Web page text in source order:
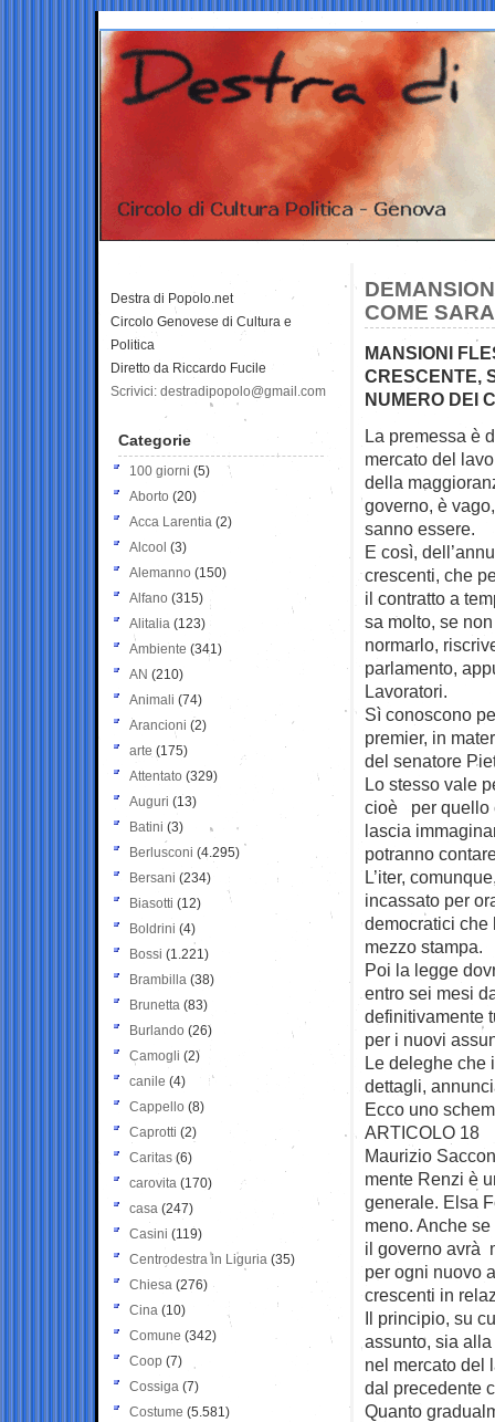
COME
MANSIONI
CRESCENTE,
NUMERO DEI
La premessa è
mercato del
della
governo, è
sanno essere.
E così,
crescenti, che
il contratto a
sa molto, se
normarlo,
parlamento,
Lavoratori.
Sì conoscono
premier, in
del senatore
Lo stesso vale
cioè per quello
lascia
potranno
L’iter,
incassato per
democratici che
mezzo stampa.
Poi la legge
entro sei mesi
definitivamente
per i nuovi
Le deleghe che
dettagli,
Ecco uno
ARTICOLO 18
Maurizio
mente Renzi è
generale. Elsa
meno. Anche
il governo avrà
per ogni nuovo
crescenti in
Il principio, su
assunto, sia
nel mercato del
dal precedente
Quanto
Destra di Popolo.net
Circolo Genovese di Cultura e
Politica
Diretto da Riccardo Fucile
Scrivici: destradipopolo@gmail.com
Categorie
100 giorni (5)
Aborto (20)
Acca Larentia (2)
Alcool (3)
Alemanno (150)
Alfano (315)
Alitalia (123)
Ambiente (341)
AN (210)
Animali (74)
Arancioni (2)
arte (175)
Attentato (329)
Auguri (13)
Batini (3)
Berlusconi (4.295)
Bersani (234)
Biasotti (12)
Boldrini (4)
Bossi (1.221)
Brambilla (38)
Brunetta (83)
Burlando (26)
Camogli (2)
canile (4)
Cappello (8)
Caprotti (2)
Caritas (6)
carovita (170)
casa (247)
Casini (119)
Centrodestra in Liguria (35)
Chiesa (276)
Cina (10)
Comune (342)
Coop (7)
Cossiga (7)
Costume (5.581)